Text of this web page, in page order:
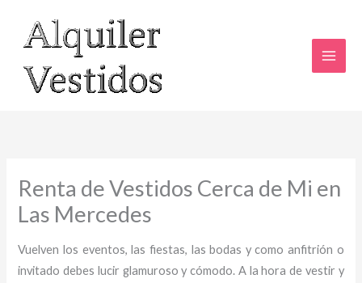
contenido
Renta de Vestidos Cerca de Mi en
Las Mercedes
Vuelven los eventos, las fiestas, las bodas y como anfitrión o
invitado debes lucir glamuroso y cómodo. A la hora de vestir y